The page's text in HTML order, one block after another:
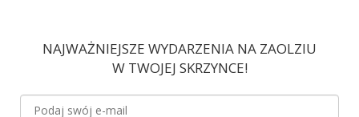
NAJWAŻNIEJSZE WYDARZENIA NA ZAOLZIU
W TWOJEJ SKRZYNCE!